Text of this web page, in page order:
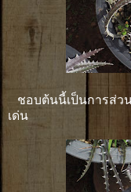
ชอบต้นนี้เป็นการส่ว
เด่น